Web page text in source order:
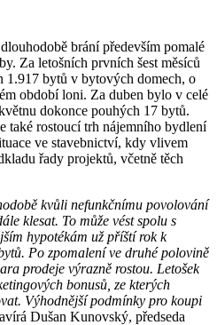
brání především pomalé
Za letošních prvních šest měsíců
1.917 bytů v bytových domech, o
období loni. Za duben bylo v celé
dokonce pouhých 17 bytů.
také rostoucí trh nájemního bydlení
ve stavebnictví, kdy vlivem
řady projektů, včetně těch
kvůli nefunkčnímu povolování
klesat. To může vést spolu s
hypotékám už příští rok k
Po zpomalení ve druhé polovině
prodeje výrazně rostou. Letošek
bonusů, ze kterých
Výhodnější podmínky pro koupi
Dušan Kunovský, předseda